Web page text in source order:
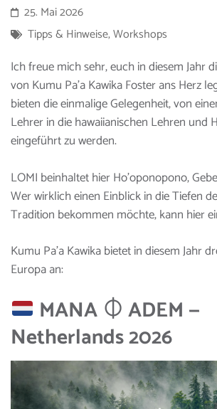
25. Mai 2026
Tipps & Hinweise,Workshops
Ich freue mich sehr, euch in diesem Jahr
von Kumu Pa’a Kawika Foster ans Herz
bieten die einmalige Gelegenheit, von
Lehrer in die hawaiianischen Lehren und
eingeführt zu werden.
LOMI beinhaltet hier Ho’oponopono,
Wer wirklich einen Einblick in die Tiefen
Tradition bekommen möchte, kann hier
Kumu Pa’a Kawika bietet in diesem Jahr
Europa an:
MANA ⏀ ADEM —
Netherlands 2026